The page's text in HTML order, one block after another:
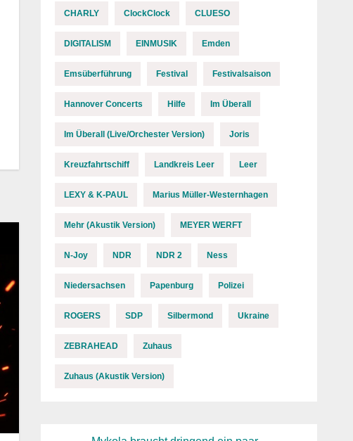
CHARLY ClockClock CLUESO
DIGITALISM EINMUSIK Emden
Emsüberführung Festival Festivalsaison
Hannover Concerts Hilfe Im Überall
Im Überall (Live/Orchester Version) Joris
Kreuzfahrtschiff Landkreis Leer Leer
LEXY & K-PAUL Marius Müller-Westernhagen
Mehr (Akustik Version) MEYER WERFT
N-Joy NDR NDR 2 Ness
Niedersachsen Papenburg Polizei
ROGERS SDP Silbermond Ukraine
ZEBRAHEAD Zuhaus
Zuhaus (Akustik Version)